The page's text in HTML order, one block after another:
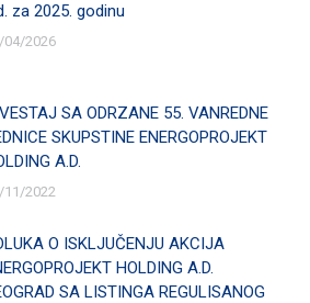
za 2025. godinu
04/2026
SA ODRZANE 55. VANREDNE
SKUPSTINE ENERGOPROJEKT
A.D.
11/2022
O ISKLJUČENJU AKCIJA
HOLDING A.D.
SA LISTINGA REGULISANOG